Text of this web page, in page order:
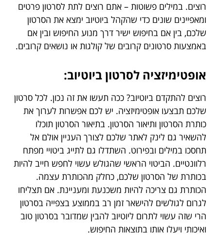
רוצים. במילים פשוטות – אתם רוצים לתת לסרטון פרטים
ומאפיינים שונים כדי שהקהל ביוטיוב ימצא את הסרטון
שלכם, בין אם בחיפוש ישיר דרך מנוע החיפוש ובין אם
באמצעות סרטונים קרובים של קולגות או נושאים קרובים.
אופטימיזציה לסרטון ביוטיוב:
רוצים להתקדם ביוטיוב? ככה תעשו את זה נכון. לכל סרטון
שלכם תבצעו אופטימיזציה. יש לכם אפשרות לערוך את
כותרת הסרטון ותיאור הסרטון. בתיאור הסרטון תוכלו
להשאיר גם לינק לאתר שלכם לצורך העניין אולם אל
תחסכו במילים ובפירוט. השתדלו גם לתייג ביטויי מפתח
רלוונטיים. הביטוי הראשי שהגולש עשוי לחפש חייב להיות
בכותרת של הסרטון שלכם, כחלק מהכותרת עצמה.
הכותרת גם צריכה להיות משכנעת ומעניינת. אם תצליחו
לגרום לגולשים להישאר זמן רב בממוצע בצפייה בסרטון
הרי שזה עשוי לתרום ליוטיוב להבין שמדובר בסרטון טוב
ואיכותי ויעלו אותו בתוצאות החיפוש.